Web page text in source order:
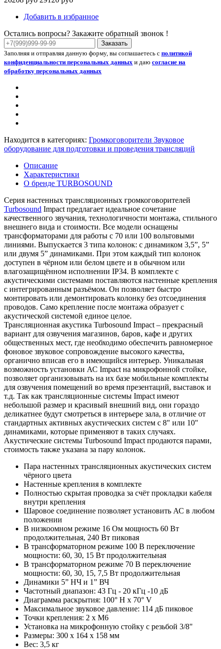
Добавить в избранное
Остались вопросы? Закажите обратный звонок !
Заказать
Заполняя и отправляя данную форму, вы соглашаетесь с политикой
конфиденциальности персональных данных и даю согласие на
обработку персональных данных
Находится в категориях: Громкоговорители Звуковое
оборудование для подготовки и проведения трансляций
Описание
Характеристики
О бренде TURBOSOUND
Серия настенных трансляционных громкоговорителей
Turbosound Impact предлагает идеальное сочетание
качественного звучания, технологичности монтажа, стильного
внешнего вида и стоимости. Все модели оснащены
трансформаторами для работы с 70 или 100 вольтовыми
линиями. Выпускается 3 типа колонок: с динамиком 3,5”, 5”
или двумя 5” динамиками. При этом каждый тип колонок
доступен в чёрном или белом цвете и в обычном или
влагозащищённом исполнении IP34. В комплекте с
акустическими системами поставляются настенные крепления
с интегрированным разъёмом. Он позволяет быстро
монтировать или демонтировать колонку без отсоединения
проводов. Само крепление после монтажа образует с
акустической системой единое целое.
Трансляционная акустика Turbosound Impact – прекрасный
вариант для озвучения магазинов, баров, кафе и других
общественных мест, где необходимо обеспечить равномерное
фоновое звуковое сопровождение высокого качества,
органично вписав его в имеющийся интерьер. Уникальная
возможность установки АС Impact на микрофонной стойке,
позволяет организовывать на их базе мобильные комплекты
для озвучения помещений во время презентаций, выставок и
т.д. Так как трансляционные системы Impact имеют
небольшой размер и красивый внешний вид, они гораздо
деликатнее будут смотреться в интерьере зала, в отличие от
стандартных активных акустических систем с 8" или 10"
динамиками, которые применяют в таких случаях.
Акустические системы Turbosound Impact продаются парами,
стоимость также указана за пару колонок.
Пара настенных трансляционных акустических систем
чёрного цвета
Настенные крепления в комплекте
Полностью скрытая проводка за счёт прокладки кабеля
внутри крепления
Шаровое соединение позволяет установить АС в любом
положении
В низкоомном режиме 16 Ом мощность 60 Вт
продолжительная, 240 Вт пиковая
В трансформаторном режиме 100 В переключение
мощности: 60, 30, 15 Вт продолжительная
В трансформаторном режиме 70 В переключение
мощности: 60, 30, 15, 7,5 Вт продолжительная
Динамики 5” НЧ и 1” ВЧ
Частотный диапазон: 43 Гц - 20 кГц -10 дБ
Диаграмма раскрытия: 100° H x 70° V
Максимальное звуковое давление: 114 дБ пиковое
Точки крепления: 2 x M6
Установка на микрофонную стойку с резьбой 3/8"
Размеры: 300 x 164 x 158 мм
Вес: 3,5 кг